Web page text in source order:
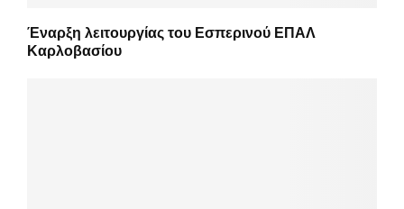
Έναρξη λειτουργίας του Εσπερινού ΕΠΑΛ
Καρλοβασίου